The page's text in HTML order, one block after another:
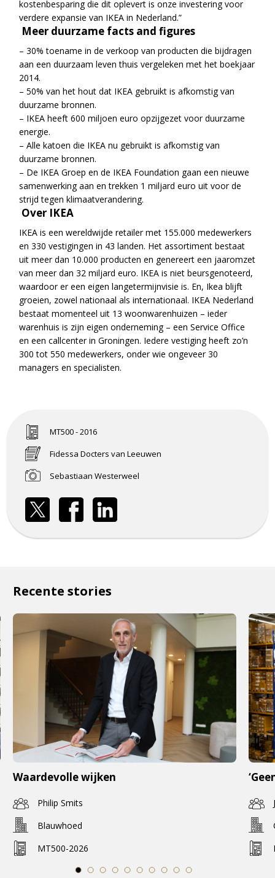
kostenbesparing die dit oplevert is onze investering voor
verdere expansie van IKEA in Nederland.”
Meer duurzame facts and figures
– 30% toename in de verkoop van producten die bijdragen
aan een duurzaam leven thuis vergeleken met het boekjaar
2014.
– 50% van het hout dat IKEA gebruikt is afkomstig van
duurzame bronnen.
– IKEA heeft 600 miljoen euro opzijgezet voor duurzame
energie.
– Alle katoen die IKEA nu gebruikt is afkomstig van
duurzame bronnen.
– De IKEA Groep en de IKEA Foundation gaan een nieuwe
samenwerking aan en trekken 1 miljard euro uit voor de
strijd tegen klimaatverandering.
Over IKEA
IKEA is een wereldwijde retailer met 155.000 medewerkers
en 330 vestigingen in 43 landen. Het assortiment bestaat
uit meer dan 10.000 producten en genereert een jaaromzet
van meer dan 32 miljard euro. IKEA is niet beursgenoteerd,
waardoor er een eigen langetermijnvisie is. En, Ikea blijft
groeien, zowel nationaal als internationaal. IKEA Nederland
bestaat momenteel uit 13 woonwarenhuizen – ieder
warenhuis is zijn eigen onderneming – een Service Office
en een callcenter in Groningen. Iedere vestiging heeft zo’n
300 tot 550 medewerkers, onder wie ongeveer 30
managers en specialisten.
MT500 - 2016
Fidessa Docters van Leeuwen
Sebastiaan Westerweel
Recente stories
Waardevolle wijken
Philip Smits
Blauwhoed
MT500-2026
1
2 3 4 5 6 7 8 9
10